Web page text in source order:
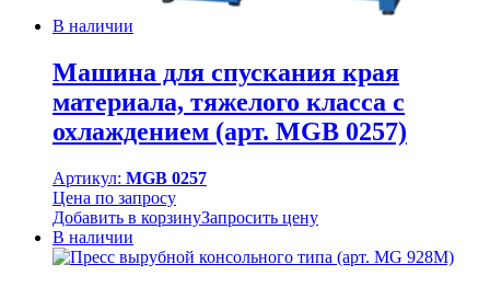
В наличии
Машина для спускания края
материала, тяжелого класса с
охлаждением (арт. MGB 0257)
Артикул: MGB 0257
Цена по запросу
Добавить в корзинуЗапросить цену
В наличии